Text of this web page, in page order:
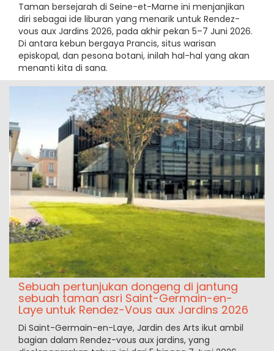
Taman bersejarah di Seine-et-Marne ini menjanjikan
diri sebagai ide liburan yang menarik untuk Rendez-
vous aux Jardins 2026, pada akhir pekan 5–7 Juni 2026.
Di antara kebun bergaya Prancis, situs warisan
episkopal, dan pesona botani, inilah hal-hal yang akan
menanti kita di sana.
Sebuah pertunjukan dongeng di jantung
sebuah taman asri Saint-Germain-en-
Laye untuk Rendez-Vous aux Jardins 2026
Di Saint-Germain-en-Laye, Jardin des Arts ikut ambil
bagian dalam Rendez-vous aux jardins, yang